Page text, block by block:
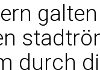
durch